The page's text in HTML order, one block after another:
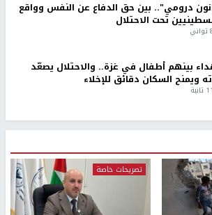
درومي".. بين حق الدفاع عن النفس وواقع
تحت الاحتلال
بينهم أطفال في غزة.. والاحتلال يصعّد
ويمنح السكان دقائق للإخلاء
تصريحات خاصة